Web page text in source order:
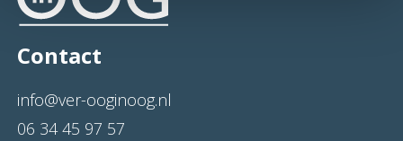
Contact
info@ver-ooginoog.nl
06 34 45 97 57